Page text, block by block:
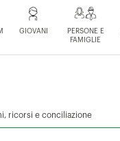
GIOVANI
PERSONE E
FAMIGLIE
ricorsi e conciliazione